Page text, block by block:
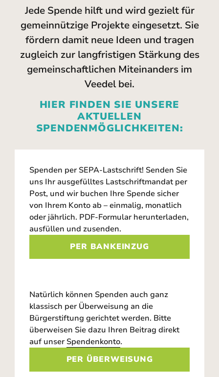
Jede Spende hilft und wird gezielt für
gemeinnützige Projekte eingesetzt. Sie
fördern damit neue Ideen und tragen
zugleich zur langfristigen Stärkung des
gemeinschaftlichen Miteinanders im
Veedel bei.
HIER FINDEN SIE UNSERE
AKTUELLEN
SPENDENMÖGLICHKEITEN:
Spenden per SEPA-Lastschrift! Senden Sie
uns Ihr ausgefülltes Lastschriftmandat per
Post, und wir buchen Ihre Spende sicher
von Ihrem Konto ab – einmalig, monatlich
oder jährlich. PDF-Formular herunterladen,
ausfüllen und zusenden.
PER BANKEINZUG
Natürlich können Spenden auch ganz
klassisch per Überweisung an die
Bürgerstiftung gerichtet werden. Bitte
überweisen Sie dazu Ihren Beitrag direkt
auf unser Spendenkonto.
PER ÜBERWEISUNG